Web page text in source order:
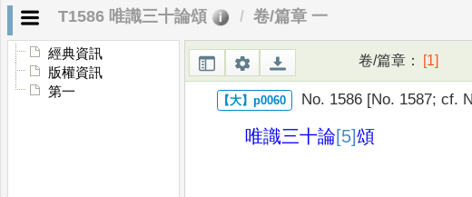
T1586 唯識三十論頌 卷/篇章 一
經典資訊
版權資訊
第一
卷/篇章 ： [1]
No. 1586 [No. 1587; cf.
唯識三十論[5]頌